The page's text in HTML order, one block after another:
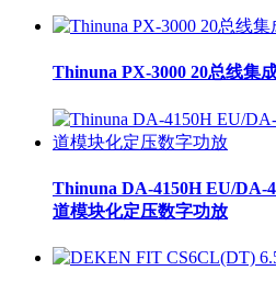
Thinuna PX-3000 20总线集
Thinuna DA-4150H EU/DA-
道模块化定压数字功放